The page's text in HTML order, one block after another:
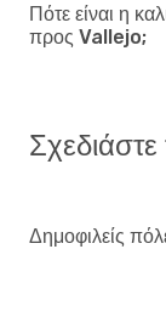
Πότε είναι η
προς Vallejo;
Σχεδιάστε
Δημοφιλείς